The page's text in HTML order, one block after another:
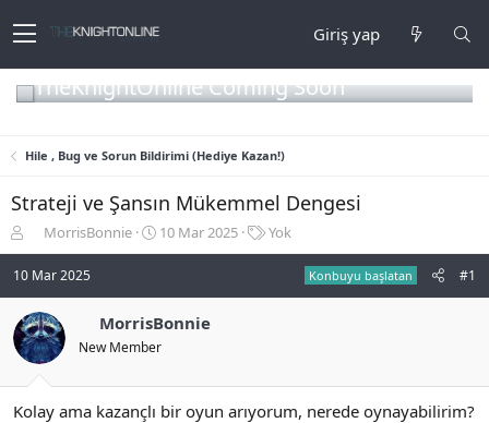
Giriş yap
TheKnightOnline Coming Soon
Hile , Bug ve Sorun Bildirimi (Hediye Kazan!)
Strateji ve Şansın Mükemmel Dengesi
o
n
u
y
u
b
a
ş
MorrisBonnie
B
a
n
g
ç
t
10 Mar 2025
E
t
r
Yok
10 Mar 2025 Konbuyu başlatan #1
MorrisBonnie
New Member
Kolay ama kazançlı bir oyun arıyorum, nerede oynayabilirim?